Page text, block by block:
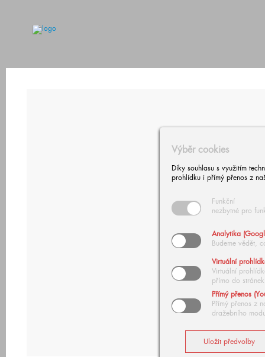
Výběr cookies
Díky souhlasu s využitím
prohlídku i přímý přenos z
Funkční
nezbytné pro
Analytika
Budeme vědět,
Virtuální
Virtuální
přímo do stránek
Přímý přenos
Přímý přenos z
dražebního